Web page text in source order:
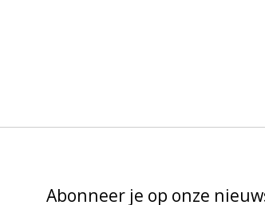
Abonneer je op onze